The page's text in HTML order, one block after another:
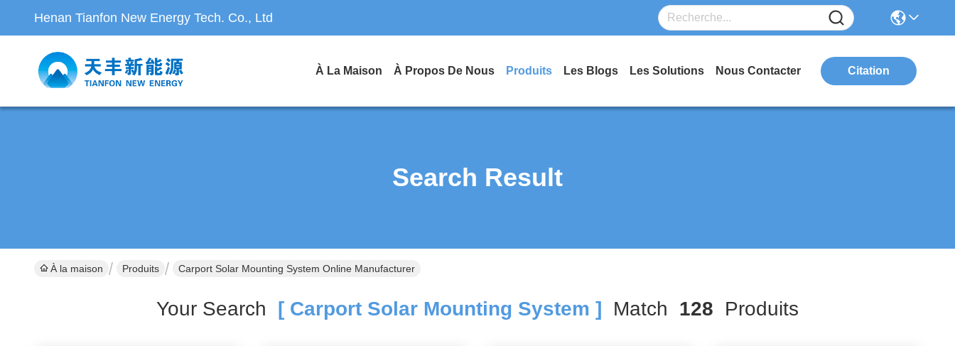
Henan Tianfon New Energy Tech. Co., Ltd
À La Maison À Propos De Nous Produits Les Blogs Les Solutions Nous Contacter Citation
Search Result
À la maison Produits Carport Solar Mounting System Online Manufacturer
Your Search [ Carport Solar Mounting System ] Match 128 Produits